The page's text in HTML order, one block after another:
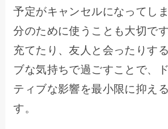
予定がキャンセルになってし
分のために使うことも大切で
充てたり、友人と会ったりす
ブな気持ちで過ごすことで、
ティブな影響を最小限に抑え
す。